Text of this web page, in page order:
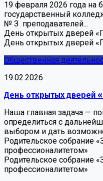
19 февраля 2026 года
государственный
№ З преподавателей...
День открытых дверей
День открытых дверей
Общественная
19.02.2026
День открытых дверей
Наша главная задача —
определиться с
выбором и дать
Родительское собрание
профессионалитетом»
Родительское собрание
профессионалитетом»